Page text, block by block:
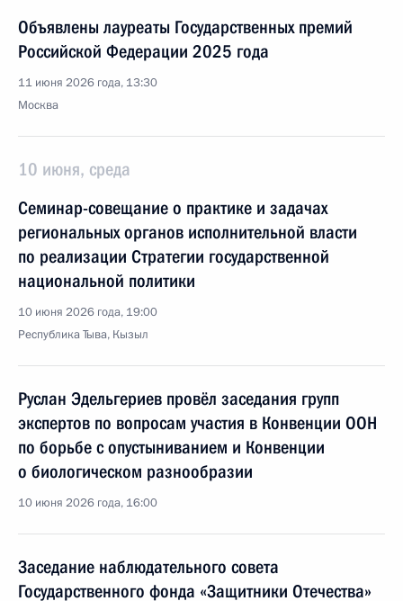
Объявлены лауреаты Государственных премий
Российской Федерации 2025 года
11 июня 2026 года, 13:30
Москва
10 июня, среда
Семинар-совещание о практике и задачах
региональных органов исполнительной власти
по реализации Стратегии государственной
национальной политики
10 июня 2026 года, 19:00
Республика Тыва, Кызыл
Руслан Эдельгериев провёл заседания групп
экспертов по вопросам участия в Конвенции ООН
по борьбе с опустыниванием и Конвенции
о биологическом разнообразии
10 июня 2026 года, 16:00
Заседание наблюдательного совета
Государственного фонда «Защитники Отечества»